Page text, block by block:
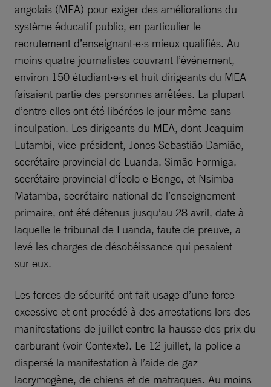
angolais (MEA) pour exiger des améliorations du
système éducatif public, en particulier le
recrutement d’enseignant·e·s mieux qualifiés. Au
moins quatre journalistes couvrant l’événement,
environ 150 étudiant·e·s et huit dirigeants du MEA
faisaient partie des personnes arrêtées. La plupart
d’entre elles ont été libérées le jour même sans
inculpation. Les dirigeants du MEA, dont Joaquim
Lutambi, vice-président, Jones Sebastião Damião,
secrétaire provincial de Luanda, Simão Formiga,
secrétaire provincial d’Ícolo e Bengo, et Nsimba
Matamba, secrétaire national de l’enseignement
primaire, ont été détenus jusqu’au 28 avril, date à
laquelle le tribunal de Luanda, faute de preuve, a
levé les charges de désobéissance qui pesaient
sur eux.
Les forces de sécurité ont fait usage d’une force
excessive et ont procédé à des arrestations lors des
manifestations de juillet contre la hausse des prix du
carburant (voir Contexte). Le 12 juillet, la police a
dispersé la manifestation à l’aide de gaz
lacrymogène, de chiens et de matraques. Au moins